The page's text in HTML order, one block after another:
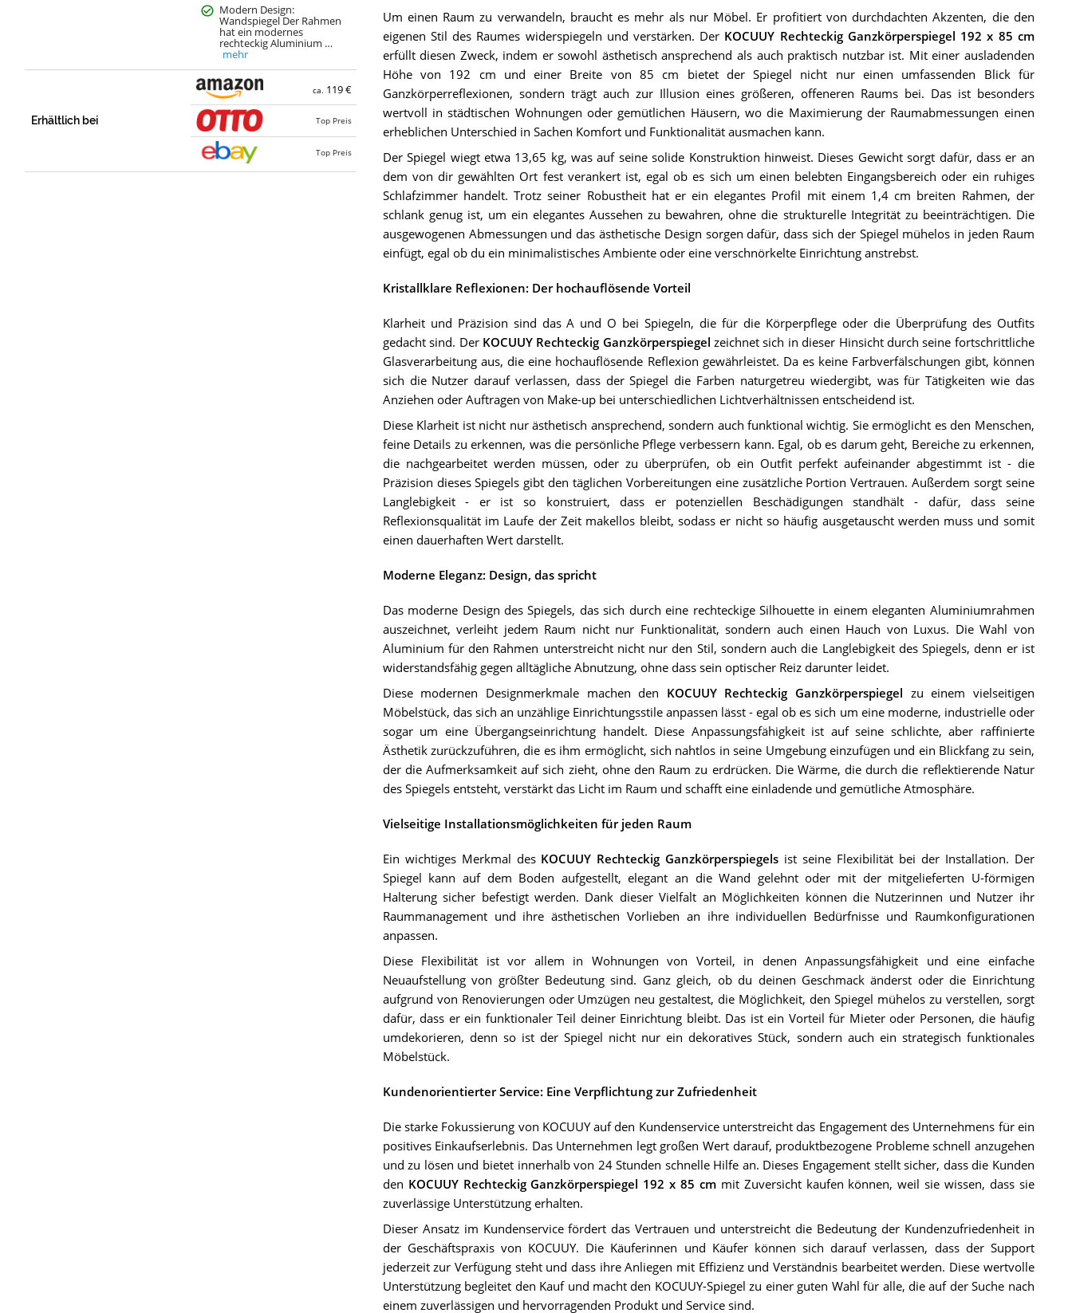
Modern Design:
Wandspiegel Der Rahmen
hat ein modernes
rechteckig Aluminium …
mehr
Erhältlich bei
ca. 119 €
Top Preis
Top Preis
Um einen Raum zu verwandeln, braucht es mehr als nur Möbel. Er profitiert von durchdachten Akzenten, die den
eigenen Stil des Raumes widerspiegeln und verstärken. Der KOCUUY Rechteckig Ganzkörperspiegel 192 x 85 cm
erfüllt diesen Zweck, indem er sowohl ästhetisch ansprechend als auch praktisch nutzbar ist. Mit einer ausladenden
Höhe von 192 cm und einer Breite von 85 cm bietet der Spiegel nicht nur einen umfassenden Blick für
Ganzkörperreflexionen, sondern trägt auch zur Illusion eines größeren, offeneren Raums bei. Das ist besonders
wertvoll in städtischen Wohnungen oder gemütlichen Häusern, wo die Maximierung der Raumabmessungen einen
erheblichen Unterschied in Sachen Komfort und Funktionalität ausmachen kann.
Der Spiegel wiegt etwa 13,65 kg, was auf seine solide Konstruktion hinweist. Dieses Gewicht sorgt dafür, dass er an
dem von dir gewählten Ort fest verankert ist, egal ob es sich um einen belebten Eingangsbereich oder ein ruhiges
Schlafzimmer handelt. Trotz seiner Robustheit hat er ein elegantes Profil mit einem 1,4 cm breiten Rahmen, der
schlank genug ist, um ein elegantes Aussehen zu bewahren, ohne die strukturelle Integrität zu beeinträchtigen. Die
ausgewogenen Abmessungen und das ästhetische Design sorgen dafür, dass sich der Spiegel mühelos in jeden Raum
einfügt, egal ob du ein minimalistisches Ambiente oder eine verschnörkelte Einrichtung anstrebst.
Kristallklare Reflexionen: Der hochauflösende Vorteil
Klarheit und Präzision sind das A und O bei Spiegeln, die für die Körperpflege oder die Überprüfung des Outfits
gedacht sind. Der KOCUUY Rechteckig Ganzkörperspiegel zeichnet sich in dieser Hinsicht durch seine fortschrittliche
Glasverarbeitung aus, die eine hochauflösende Reflexion gewährleistet. Da es keine Farbverfälschungen gibt, können
sich die Nutzer darauf verlassen, dass der Spiegel die Farben naturgetreu wiedergibt, was für Tätigkeiten wie das
Anziehen oder Auftragen von Make-up bei unterschiedlichen Lichtverhältnissen entscheidend ist.
Diese Klarheit ist nicht nur ästhetisch ansprechend, sondern auch funktional wichtig. Sie ermöglicht es den Menschen,
feine Details zu erkennen, was die persönliche Pflege verbessern kann. Egal, ob es darum geht, Bereiche zu erkennen,
die nachgearbeitet werden müssen, oder zu überprüfen, ob ein Outfit perfekt aufeinander abgestimmt ist - die
Präzision dieses Spiegels gibt den täglichen Vorbereitungen eine zusätzliche Portion Vertrauen. Außerdem sorgt seine
Langlebigkeit - er ist so konstruiert, dass er potenziellen Beschädigungen standhält - dafür, dass seine
Reflexionsqualität im Laufe der Zeit makellos bleibt, sodass er nicht so häufig ausgetauscht werden muss und somit
einen dauerhaften Wert darstellt.
Moderne Eleganz: Design, das spricht
Das moderne Design des Spiegels, das sich durch eine rechteckige Silhouette in einem eleganten Aluminiumrahmen
auszeichnet, verleiht jedem Raum nicht nur Funktionalität, sondern auch einen Hauch von Luxus. Die Wahl von
Aluminium für den Rahmen unterstreicht nicht nur den Stil, sondern auch die Langlebigkeit des Spiegels, denn er ist
widerstandsfähig gegen alltägliche Abnutzung, ohne dass sein optischer Reiz darunter leidet.
Diese modernen Designmerkmale machen den KOCUUY Rechteckig Ganzkörperspiegel zu einem vielseitigen
Möbelstück, das sich an unzählige Einrichtungsstile anpassen lässt - egal ob es sich um eine moderne, industrielle oder
sogar um eine Übergangseinrichtung handelt. Diese Anpassungsfähigkeit ist auf seine schlichte, aber raffinierte
Ästhetik zurückzuführen, die es ihm ermöglicht, sich nahtlos in seine Umgebung einzufügen und ein Blickfang zu sein,
der die Aufmerksamkeit auf sich zieht, ohne den Raum zu erdrücken. Die Wärme, die durch die reflektierende Natur
des Spiegels entsteht, verstärkt das Licht im Raum und schafft eine einladende und gemütliche Atmosphäre.
Vielseitige Installationsmöglichkeiten für jeden Raum
Ein wichtiges Merkmal des KOCUUY Rechteckig Ganzkörperspiegels ist seine Flexibilität bei der Installation. Der
Spiegel kann auf dem Boden aufgestellt, elegant an die Wand gelehnt oder mit der mitgelieferten U-förmigen
Halterung sicher befestigt werden. Dank dieser Vielfalt an Möglichkeiten können die Nutzerinnen und Nutzer ihr
Raummanagement und ihre ästhetischen Vorlieben an ihre individuellen Bedürfnisse und Raumkonfigurationen
anpassen.
Diese Flexibilität ist vor allem in Wohnungen von Vorteil, in denen Anpassungsfähigkeit und eine einfache
Neuaufstellung von größter Bedeutung sind. Ganz gleich, ob du deinen Geschmack änderst oder die Einrichtung
aufgrund von Renovierungen oder Umzügen neu gestaltest, die Möglichkeit, den Spiegel mühelos zu verstellen, sorgt
dafür, dass er ein funktionaler Teil deiner Einrichtung bleibt. Das ist ein Vorteil für Mieter oder Personen, die häufig
umdekorieren, denn so ist der Spiegel nicht nur ein dekoratives Stück, sondern auch ein strategisch funktionales
Möbelstück.
Kundenorientierter Service: Eine Verpflichtung zur Zufriedenheit
Die starke Fokussierung von KOCUUY auf den Kundenservice unterstreicht das Engagement des Unternehmens für ein
positives Einkaufserlebnis. Das Unternehmen legt großen Wert darauf, produktbezogene Probleme schnell anzugehen
und zu lösen und bietet innerhalb von 24 Stunden schnelle Hilfe an. Dieses Engagement stellt sicher, dass die Kunden
den KOCUUY Rechteckig Ganzkörperspiegel 192 x 85 cmmit Zuversicht kaufen können, weil sie wissen, dass sie
zuverlässige Unterstützung erhalten.
Dieser Ansatz im Kundenservice fördert das Vertrauen und unterstreicht die Bedeutung der Kundenzufriedenheit in
der Geschäftspraxis von KOCUUY. Die Käuferinnen und Käufer können sich darauf verlassen, dass der Support
jederzeit zur Verfügung steht und dass ihre Anliegen mit Effizienz und Verständnis bearbeitet werden. Diese wertvolle
Unterstützung begleitet den Kauf und macht den KOCUUY-Spiegel zu einer guten Wahl für alle, die auf der Suche nach
einem zuverlässigen und hervorragenden Produkt und Service sind.